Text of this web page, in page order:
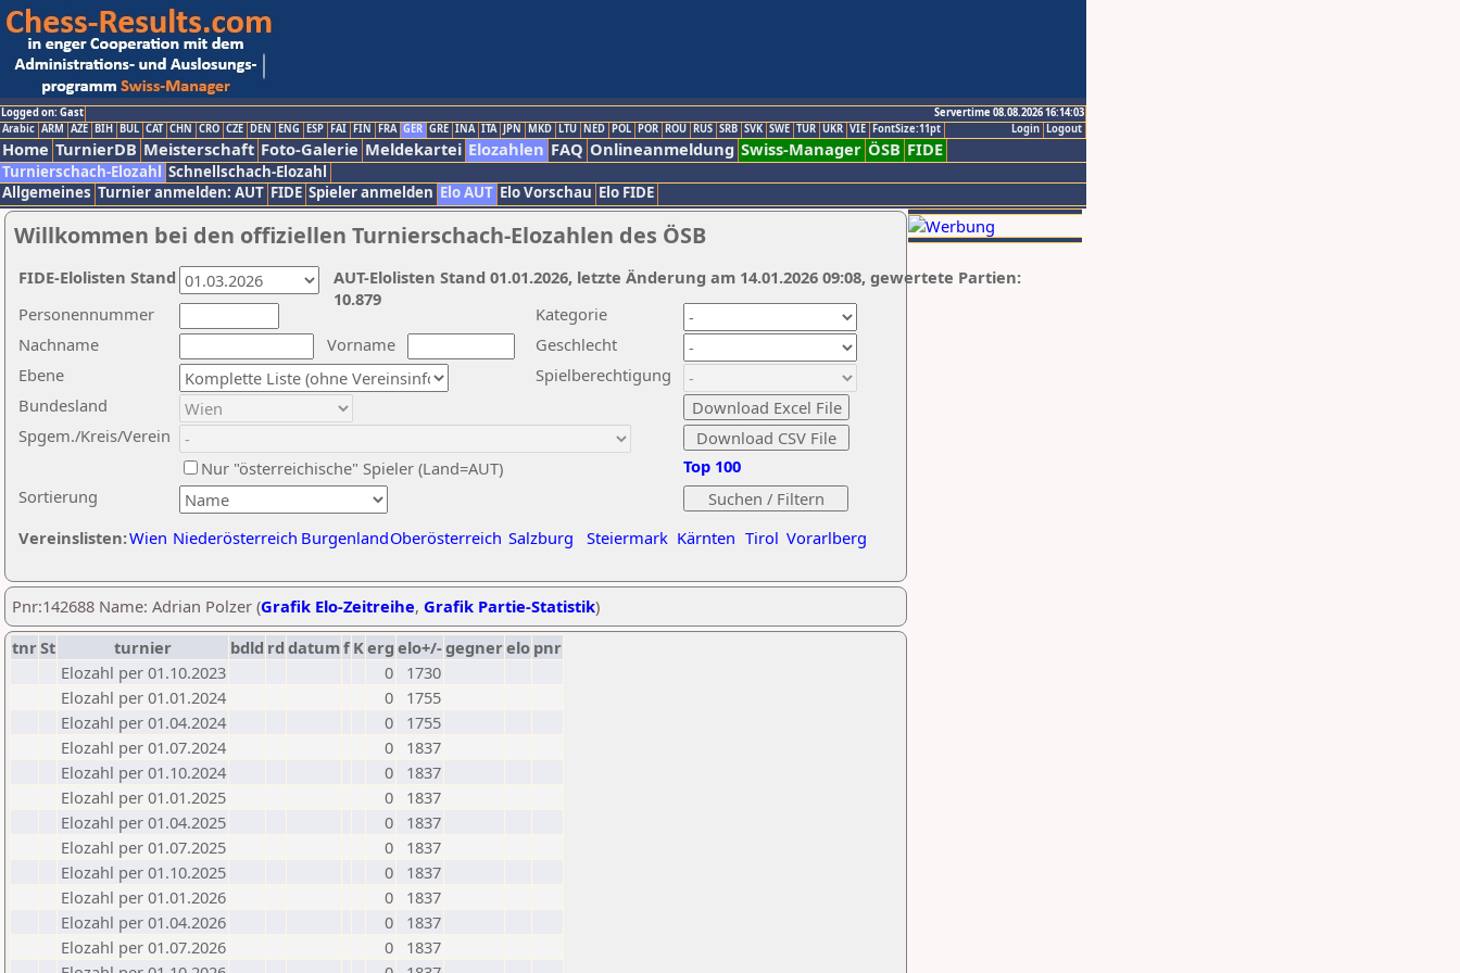
Logged on: Gast
Servertime 08.08.2026 16:14:03
Logout
Login
Arabic ARM AZE BIH BUL CAT CHN CRO CZE DEN ENG ESP FAI FIN FRA GER GRE INA ITA JPN MKD LTU NED POL POR ROU RUS SRB SVK SWE TUR UKR VIE FontSize:11pt
Home TurnierDB Meisterschaft Foto-Galerie Meldekartei Elozahlen FAQ Onlineanmeldung Swiss-Manager ÖSB FIDE
Turnierschach-Elozahl Schnellschach-Elozahl
Allgemeines Turnier anmelden: AUT FIDE Spieler anmelden Elo AUT Elo Vorschau Elo FIDE
Willkommen bei den offiziellen Turnierschach-Elozahlen des ÖSB
Nachname
Vorname
Ebene
Kategorie
Sortierung
Personennummer
Bundesland
Spgem./Kreis/Verein
Geschlecht
Nur "österreichische" Spieler (Land=AUT)
Spielberechtigung
Vereinslisten:Wien Niederösterreich BurgenlandOberösterreich Salzburg Steiermark Kärnten Tirol Vorarlberg
Top 100
AUT-Elolisten Stand 01.01.2026, letzte Änderung am 14.01.2026 09:08, gewertete Partien:
10.879
FIDE-Elolisten Stand
Pnr:142688 Name: Adrian Polzer (Grafik Elo-Zeitreihe, Grafik Partie-Statistik)
tnrSt turnier bdld rd datumf Kerg elo+/-gegnerelo pnr
Elozahl per 01.10.2023
0
1730
Elozahl per 01.01.2024
0
1755
Elozahl per 01.04.2024
0
1755
Elozahl per 01.07.2024
0
1837
Elozahl per 01.10.2024
0
1837
Elozahl per 01.01.2025
0
1837
Elozahl per 01.04.2025
0
1837
Elozahl per 01.07.2025
0
1837
Elozahl per 01.10.2025
0
1837
Elozahl per 01.01.2026
0
1837
Elozahl per 01.04.2026
0
1837
Elozahl per 01.07.2026
0
1837